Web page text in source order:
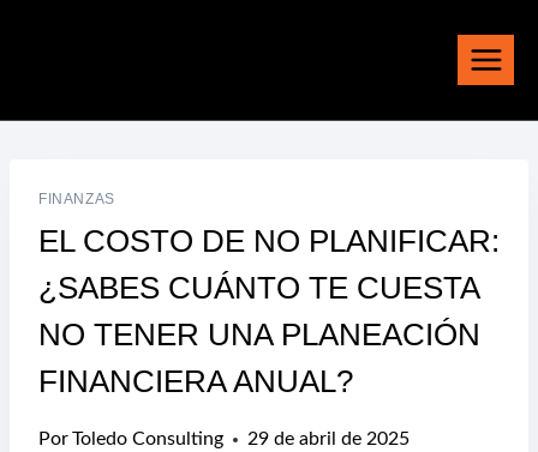
FINANZAS
EL COSTO DE NO PLANIFICAR:
¿SABES CUÁNTO TE CUESTA
NO TENER UNA PLANEACIÓN
FINANCIERA ANUAL?
PorToledo Consulting 29 de abril de 2025